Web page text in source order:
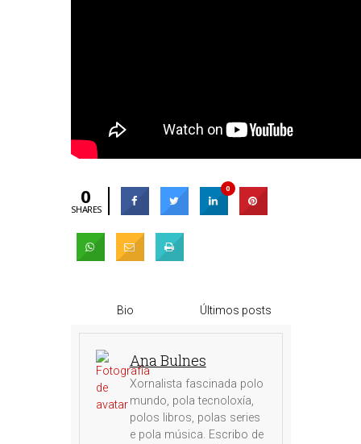
0
SHARES
0
Bio Últimos posts
Ana Bulnes
Xornalista fascinada polo
mundo, pola tecnoloxía,
polos libros, polas series
e pola música. Escribo de